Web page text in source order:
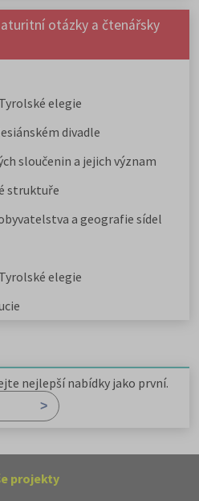
otázky a čtenářsky
elegie
divadle
sloučenin a jejich význam
struktuře
a geografie sídel
elegie
nejlepší nabídky jako první.
projekty